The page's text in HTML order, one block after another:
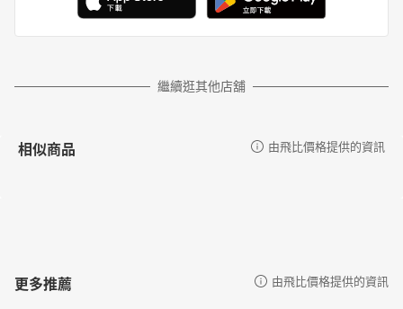
繼續逛其他店舖
相似商品 由飛比價格提供的資訊
更多推薦 由飛比價格提供的資訊